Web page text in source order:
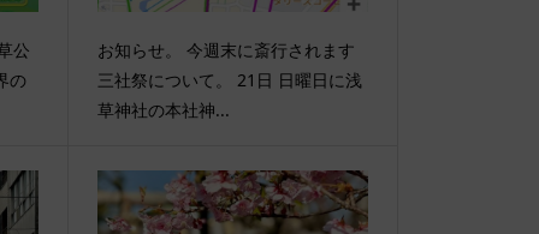
公
の
お知らせ。 今週末に斎行されます
三社祭について。 21日 日曜日に浅
草神社の本社神...